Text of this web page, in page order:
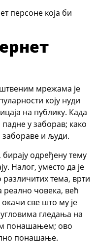
персоне која би
мрежама је
коју нуди
на публику. Када
у заборав; како
забораве и људи.
одређену тему
Налог, уместо да је
тема, врти
реално човека, већ
све што му је
гледања на
понашањем; ово
понашање.